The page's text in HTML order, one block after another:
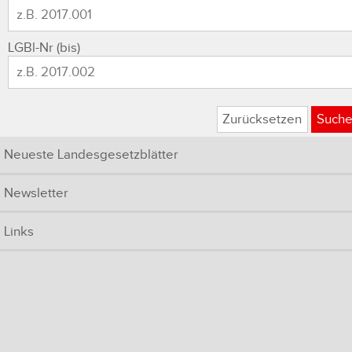
LGBl-Nr (bis)
Zurücksetzen
Neueste Landesgesetzblätter
Newsletter
Links